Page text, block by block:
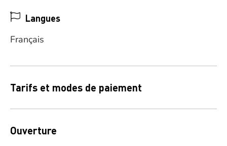
Langues
Français
Tarifs et modes de paiement
Ouverture